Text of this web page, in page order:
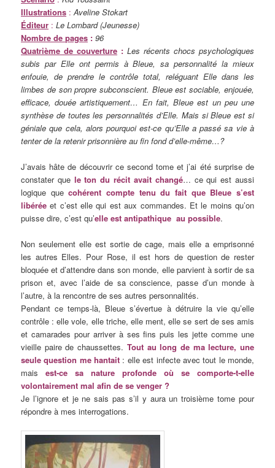
Illustrations :Aveline Stokart
Éditeur : Le Lombard (Jeunesse)
Nombre de pages : 96
Quatrième de couverture :Les récents chocs psychologiques
subis par Elle ont permis à Bleue, sa personnalité la mieux
enfouie, de prendre le contrôle total, reléguant Elle dans les
limbes de son propre subconscient. Bleue est sociable, enjouée,
efficace, douée artistiquement… En fait, Bleue est un peu une
synthèse de toutes les personnalités d’Elle. Mais si Bleue est si
géniale que cela, alors pourquoi est-ce qu’Elle a passé sa vie à
tenter de la retenir prisonnière au fin fond d’elle-même…?
J’avais hâte de découvrir ce second tome et j’ai été surprise de
constater que le ton du récit avait changé… ce qui est aussi
logique quecohérent compte tenu du fait que Bleue s’est
libérée et c’est elle qui est aux commandes. Et le moins qu’on
puisse dire, c’est qu’elle est antipathique au possible.
Non seulement elle est sortie de cage, mais elle a emprisonné
les autres Elles. Pour Rose, il est hors de question de rester
bloquée et d’attendre dans son monde, elle parvient à sortir de sa
prison et, avec l’aide de sa conscience, passe d’un monde à
l’autre, à la rencontre de ses autres personnalités.
Pendant ce temps-là, Bleue s’évertue à détruire la vie qu’elle
contrôle : elle vole, elle triche, elle ment, elle se sert de ses amis
et camarades pour arriver à ses fins puis les jette comme une
vieille paire de chaussettes. Tout au long de ma lecture, une
seule question me hantait : elle est infecte avec tout le monde,
maisest-ce sa nature profonde où se comporte-t-elle
volontairement mal afin de se venger ?
Je l’ignore et je ne sais pas s’il y aura un troisième tome pour
répondre à mes interrogations.